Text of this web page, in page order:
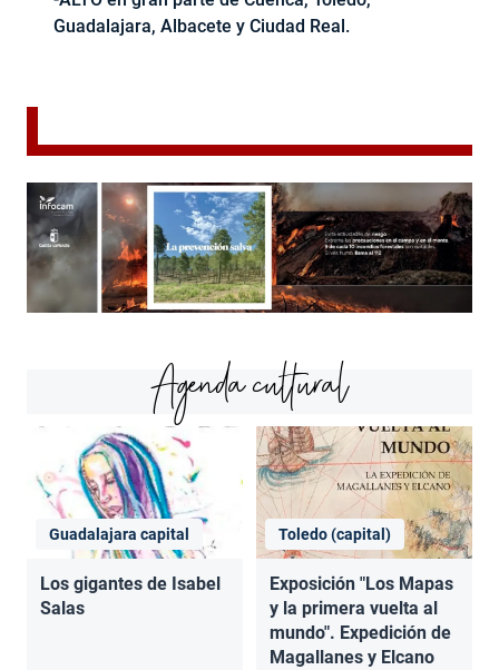
Guadalajara, Albacete y Ciudad Real.
Agenda cultural
Guadalajara capital
Los gigantes de Isabel
Salas
Toledo (capital)
Exposición "Los Mapas
y la primera vuelta al
mundo". Expedición de
Magallanes y Elcano